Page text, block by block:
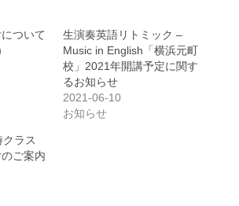
ついて
生演奏英語リトミック –
Music in English「横浜元町
校」2021年開講予定に関す
るお知らせ
2021-06-10
お知らせ
クラス
ご案内